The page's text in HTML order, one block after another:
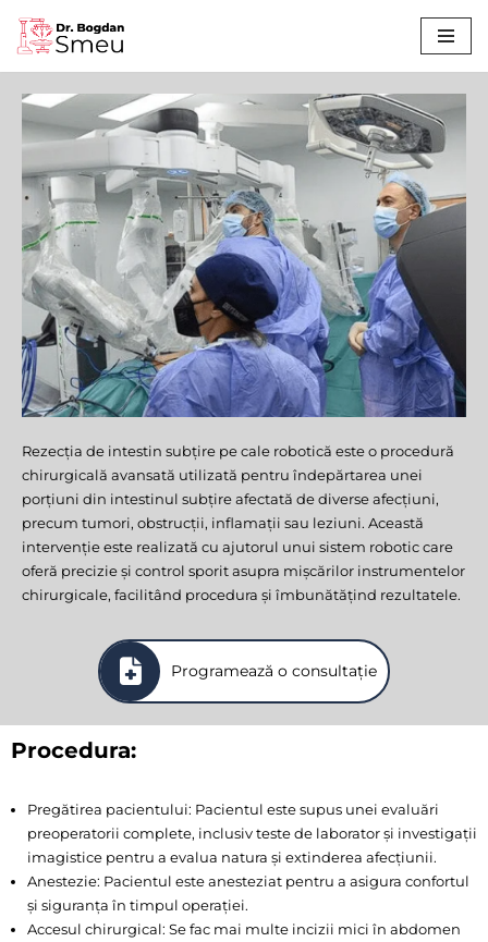
Sari
conținut
Rezecția de Intestin Subțire
Robotică
Rezecția de intestin subțire pe cale robotică este o procedură
chirurgicală avansată utilizată pentru îndepărtarea unei
porțiuni din intestinul subțire afectată de diverse afecțiuni,
precum tumori, obstrucții, inflamații sau leziuni. Această
intervenție este realizată cu ajutorul unui sistem robotic care
oferă precizie și control sporit asupra mișcărilor instrumentelor
chirurgicale, facilitând procedura și îmbunătățind rezultatele.
Programează o consultație
Procedura:
Pregătirea pacientului: Pacientul este supus unei evaluări
preoperatorii complete, inclusiv teste de laborator și investigații
imagistice pentru a evalua natura și extinderea afecțiunii.
Anestezie: Pacientul este anesteziat pentru a asigura confortul
și siguranța în timpul operației.
Accesul chirurgical: Se fac mai multe incizii mici în abdomen